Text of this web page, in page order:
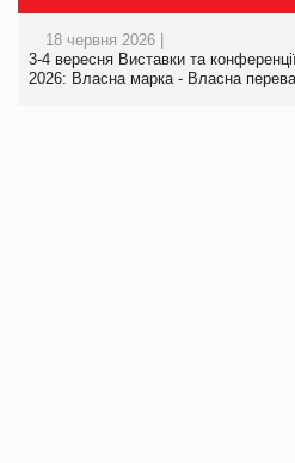
18 червня 2026 |
3-4 вересня Виставки та
2026: Власна марка - Власна